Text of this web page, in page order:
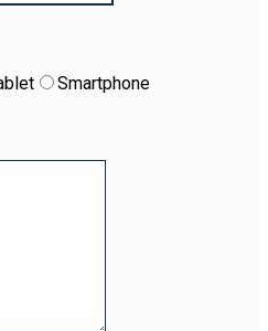
Smartphone